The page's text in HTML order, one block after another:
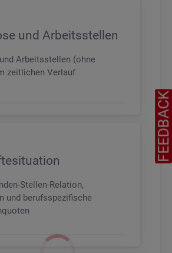
und Arbeitsstellen
Arbeitsstellen (ohne
zeitlichen Verlauf
Stellen-Relation,
und berufsspezifische
FEEDBACK